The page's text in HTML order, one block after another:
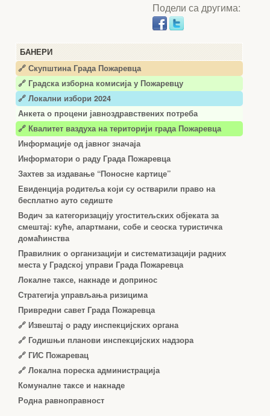
БАНЕРИ
🔗 Скупштина Града Пожаревца
🔗 Градска изборна комисија у Пожаревцу
🔗 Локални избори 2024
Анкета о процени јавноздравствених потреба
🔗 Квалитет ваздуха на територији града Пожаревца
Информације од јавног значаја
Информатори о раду Града Пожаревца
Захтев за издавање “Поносне картице”
Евиденција родитеља који су остварили право на
бесплатно ауто седиште
Водич за категоризацију угоститељских објеката за
смештај: куће, апартмани, собе и сеоска туристичка
домаћинства
Правилник о организацији и систематизацији радних
места у Градској управи Града Пожаревца
Локалне таксе, накнаде и допринос
Стратегија управљања ризицима
Привредни савет Града Пожаревца
🔗 Извештај о раду инспекцијских органа
🔗 Годишњи планови инспекцијских надзора
🔗 ГИС Пожаревац
🔗 Локална пореска администрација
Комуналне таксе и накнаде
Родна равноправност
Подели са другима: